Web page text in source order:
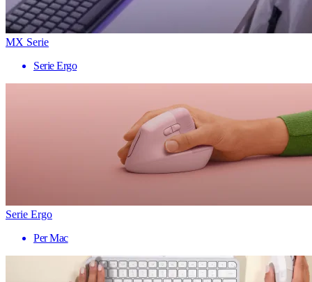
MX Serie
Serie Ergo
Serie Ergo
Per Mac